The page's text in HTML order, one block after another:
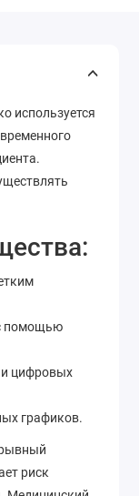
используется
помощью
цифровых
графиков.
риск